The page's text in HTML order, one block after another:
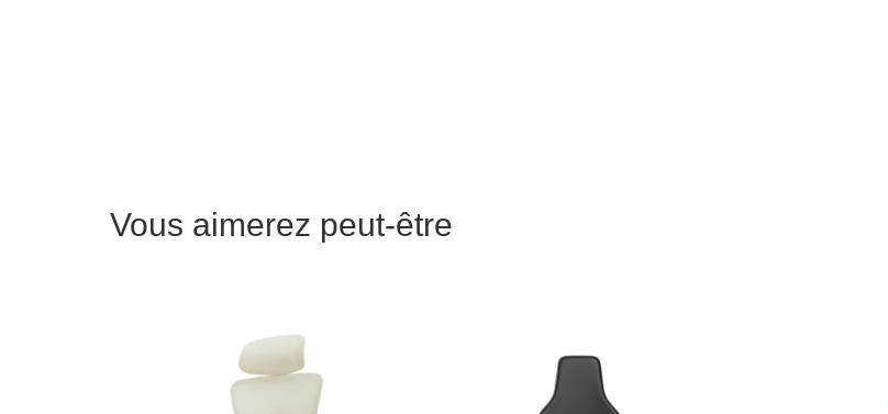
Vous aimerez peut-être